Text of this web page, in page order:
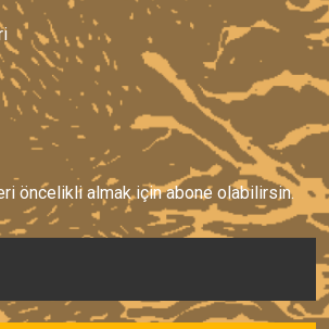
öncelikli almak için abone olabilirsin.